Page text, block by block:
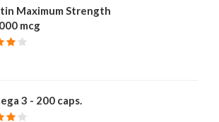
Maximum Strength
mcg
3 - 200 caps.